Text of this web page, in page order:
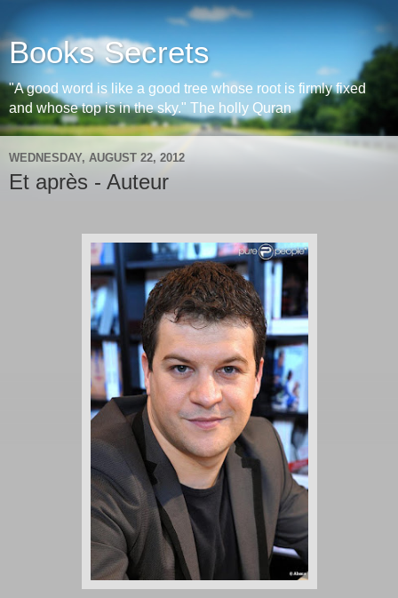
Books Secrets
"A good word is like a good tree whose root is firmly fixed
and whose top is in the sky." The holly Quran
WEDNESDAY, AUGUST 22, 2012
Et après - Auteur